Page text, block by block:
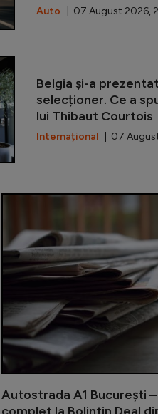
Auto | 07 August 2026,
Belgia și-a
selecționer. Ce a
lui Thibaut Courtois
Internațional | 07
3 digitalizează relația cu
Autostrada A1 București
complet la Bolintin Deal